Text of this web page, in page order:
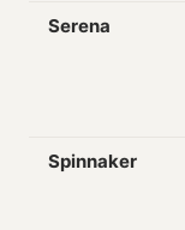
Serena
Spinnaker